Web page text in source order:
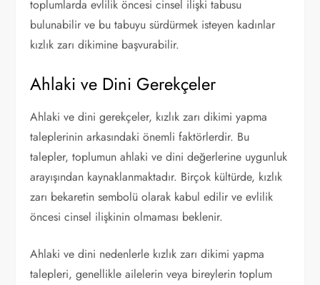
toplumlarda evlilik öncesi cinsel ilişki tabusu
bulunabilir ve bu tabuyu sürdürmek isteyen kadınlar
kızlık zarı dikimine başvurabilir.
Ahlaki ve Dini Gerekçeler
Ahlaki ve dini gerekçeler, kızlık zarı dikimi yapma
taleplerinin arkasındaki önemli faktörlerdir. Bu
talepler, toplumun ahlaki ve dini değerlerine uygunluk
arayışından kaynaklanmaktadır. Birçok kültürde, kızlık
zarı bekaretin sembolü olarak kabul edilir ve evlilik
öncesi cinsel ilişkinin olmaması beklenir.
Ahlaki ve dini nedenlerle kızlık zarı dikimi yapma
talepleri, genellikle ailelerin veya bireylerin toplum